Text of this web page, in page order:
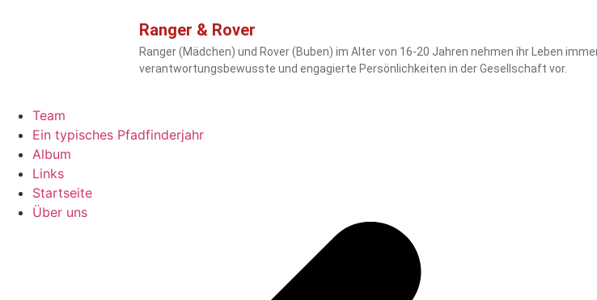
Ranger & Rover
Ranger (Mädchen) und Rover (Buben) im Alter von 16-20 Jahren nehmen ihr Leben
verantwortungsbewusste und engagierte Persönlichkeiten in der Gesellschaft vor.
Team
Ein typisches Pfadfinderjahr
Album
Links
Startseite
Über uns